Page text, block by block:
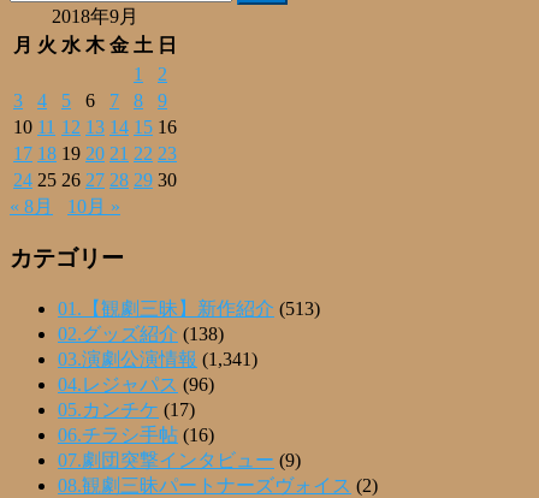
2018年9月
月 火 水 木 金 土 日
1
2
3
4 5 6 7 8
9
10 11 12 13 14 15 16
17 18 19 20 21 22 23
24 25 26 27 28 29 30
« 8月
10月 »
カテゴリー
01.【観劇三昧】新作紹介 (513)
02.グッズ紹介 (138)
03.演劇公演情報 (1,341)
04.レジャパス (96)
05.カンチケ (17)
06.チラシ手帖 (16)
07.劇団突撃インタビュー (9)
08.観劇三昧パートナーズヴォイス (2)